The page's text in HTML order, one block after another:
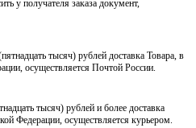
у получателя заказа документ,
тысяч) рублей доставка Товара, в
осуществляется Почтой России.
тысяч) рублей и более доставка
Федерации, осуществляется курьером.